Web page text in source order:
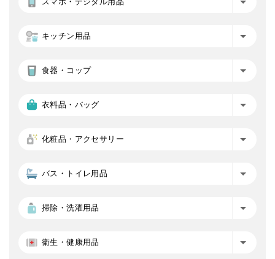
キッチン用品
食器・コップ
衣料品・バッグ
化粧品・アクセサリー
バス・トイレ用品
掃除・洗濯用品
衛生・健康用品